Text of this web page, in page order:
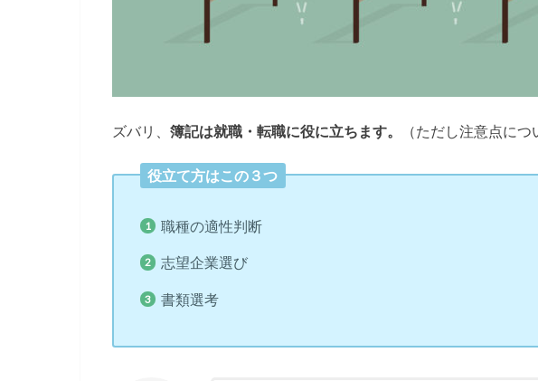
ズバリ、 簿記は就職・転職に役に立ちます。 （ただし注意点に
役立て方はこの３つ
職種の適性判断
志望企業選び
書類選考